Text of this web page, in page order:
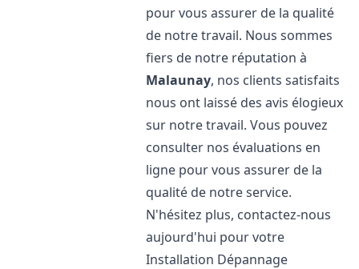
pour vous assurer de la qualité
de notre travail. Nous sommes
fiers de notre réputation à
Malaunay, nos clients satisfaits
nous ont laissé des avis élogieux
sur notre travail. Vous pouvez
consulter nos évaluations en
ligne pour vous assurer de la
qualité de notre service.
N'hésitez plus, contactez-nous
aujourd'hui pour votre
Installation Dépannage